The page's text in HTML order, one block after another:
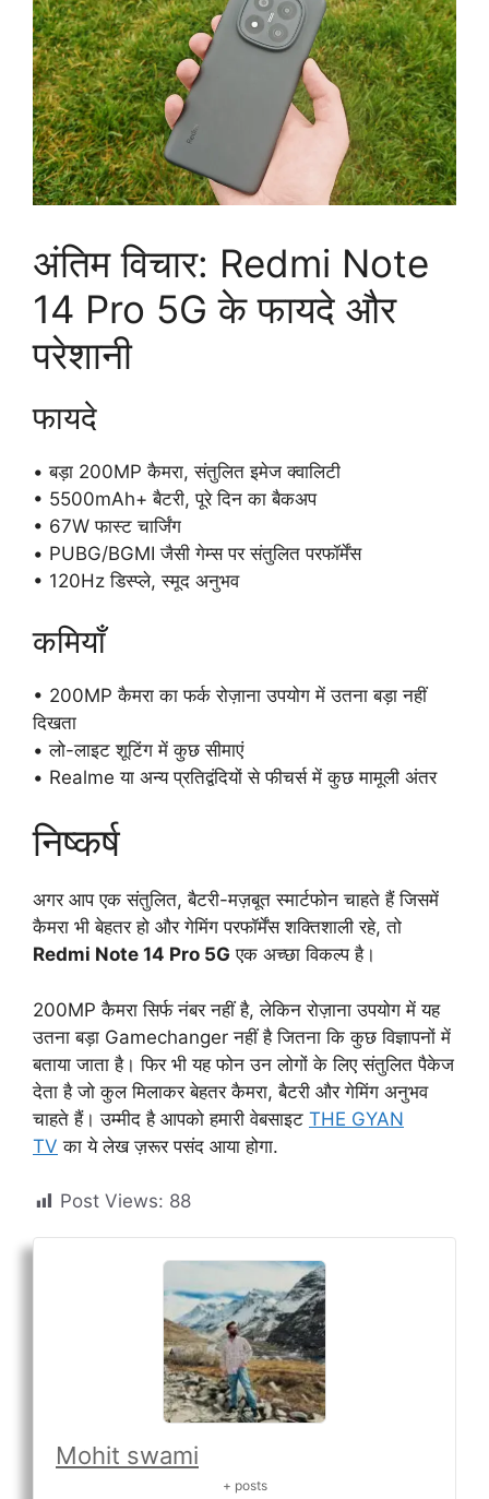
अंतिम विचार: Redmi Note
14 Pro 5G के फायदे और
परेशानी
फायदे
• बड़ा 200MP कैमरा, संतुलित इमेज क्वालिटी
• 5500mAh+ बैटरी, पूरे दिन का बैकअप
• 67W फास्ट चार्जिंग
• PUBG/BGMI जैसी गेम्स पर संतुलित परफॉर्मेंस
• 120Hz डिस्प्ले, स्मूद अनुभव
कमियाँ
• 200MP कैमरा का फर्क रोज़ाना उपयोग में उतना बड़ा नहीं
दिखता
• लो-लाइट शूटिंग में कुछ सीमाएं
• Realme या अन्य प्रतिद्वंदियों से फीचर्स में कुछ मामूली अंतर
निष्कर्ष
अगर आप एक संतुलित, बैटरी-मज़बूत स्मार्टफोन चाहते हैं जिसमें
कैमरा भी बेहतर हो और गेमिंग परफॉर्मेंस शक्तिशाली रहे, तो
Redmi Note 14 Pro 5G एक अच्छा विकल्प है।
200MP कैमरा सिर्फ नंबर नहीं है, लेकिन रोज़ाना उपयोग में यह
उतना बड़ा Gamechanger नहीं है जितना कि कुछ विज्ञापनों में
बताया जाता है। फिर भी यह फोन उन लोगों के लिए संतुलित पैकेज
देता है जो कुल मिलाकर बेहतर कैमरा, बैटरी और गेमिंग अनुभव
चाहते हैं। उम्मीद है आपको हमारी वेबसाइट THE GYAN
TV का ये लेख ज़रूर पसंद आया होगा.
Post Views: 88
Mohit swami
+ posts